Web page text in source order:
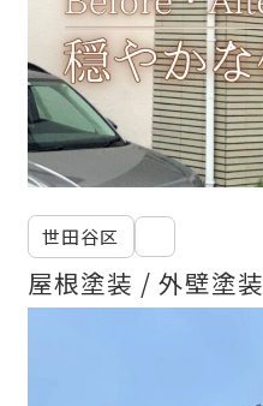
世田谷区
屋根塗装 外壁塗装